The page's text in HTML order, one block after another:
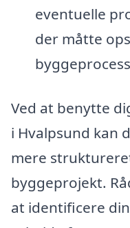
eventuelle
der måtte
Ved at benytte
i Hvalpsund kan
mere
byggeprojekt.
at identificere